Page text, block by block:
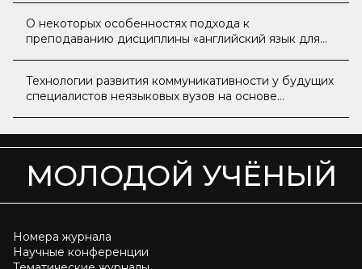
О некоторых особенностях подхода к
преподаванию дисциплины «английский язык для
Технологии развития коммуникативности у будущих
специалистов неязыковых вузов на основе
МОЛОДОЙ УЧЁНЫЙ
Номера журнала
Научные конференции